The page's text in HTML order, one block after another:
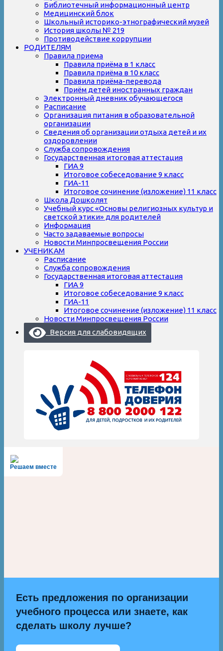
Библиотечный информационный центр
Медицинский блок
Школьный историко-этнографический музей
История школы № 219
Противодействие коррупции
РОДИТЕЛЯМ
Правила приема
Правила приёма в 1 класс
Правила приёма в 10 класс
Правила приёма-перевода
Приём детей иностранных граждан
Электронный дневник обучающегося
Расписание
Организация питания в образовательной
организации
Сведения об организации отдыха детей и их
оздоровлении
Служба сопровождения
Государственная итоговая аттестация
ГИА 9
Итоговое собеседование 9 класс
ГИА-11
Итоговое сочинение (изложение) 11 класс
Школа Дошколят
Учебный курс «Основы религиозных культур и
светской этики» для родителей
Информация
Часто задаваемые вопросы
Новости Минпросвещения России
УЧЕНИКАМ
Расписание
Служба сопровождения
Государственная итоговая аттестация
ГИА 9
Итоговое собеседование 9 класс
ГИА-11
Итоговое сочинение (изложение) 11 класс
Новости Минпросвещения России
Версия для слабовидящих
Решаем вместе
Есть предложения по организации
учебного процесса или знаете, как
сделать школу лучше?